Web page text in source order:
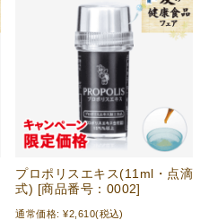
プロポリスエキス(11ml・点滴
式) [商品番号：0002]
通常価格: ¥2,610(税込)